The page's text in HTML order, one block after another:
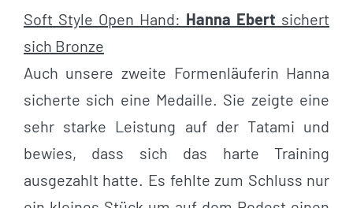
Soft Style Open Hand: Hanna Ebert sichert
sich Bronze
Auch unsere zweite Formenläuferin Hanna
sicherte sich eine Medaille. Sie zeigte eine
sehr starke Leistung auf der Tatami und
bewies, dass sich das harte Training
ausgezahlt hatte. Es fehlte zum Schluss nur